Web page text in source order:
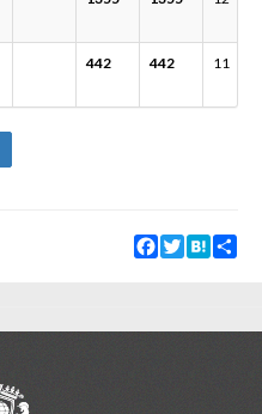
442 442 11
Facebook
TwitterHatena